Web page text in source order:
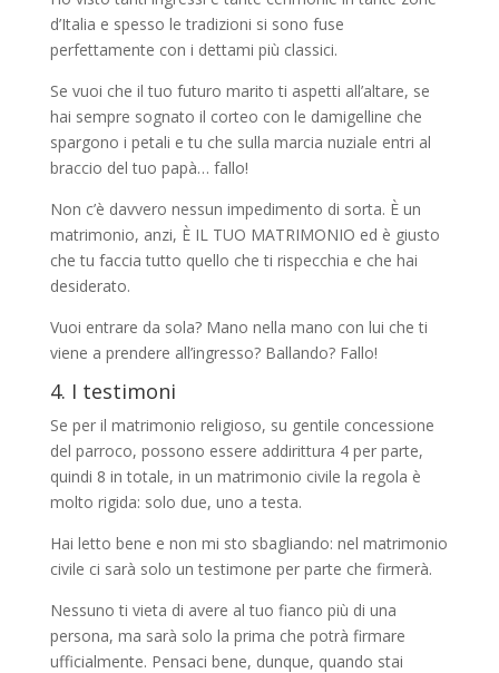
d’Italia e spesso le tradizioni si sono fuse
perfettamente con i dettami più classici.
Se vuoi che il tuo futuro marito ti aspetti all’altare, se
hai sempre sognato il corteo con le damigelline che
spargono i petali e tu che sulla marcia nuziale entri al
braccio del tuo papà… fallo!
Non c’è davvero nessun impedimento di sorta. È un
matrimonio, anzi, È IL TUO MATRIMONIO ed è giusto
che tu faccia tutto quello che ti rispecchia e che hai
desiderato.
Vuoi entrare da sola? Mano nella mano con lui che ti
viene a prendere all’ingresso? Ballando? Fallo!
4. I testimoni
Se per il matrimonio religioso, su gentile concessione
del parroco, possono essere addirittura 4 per parte,
quindi 8 in totale, in un matrimonio civile la regola è
molto rigida: solo due, uno a testa.
Hai letto bene e non mi sto sbagliando: nel matrimonio
civile ci sarà solo un testimone per parte che firmerà.
Nessuno ti vieta di avere al tuo fianco più di una
persona, ma sarà solo la prima che potrà firmare
ufficialmente. Pensaci bene, dunque, quando stai